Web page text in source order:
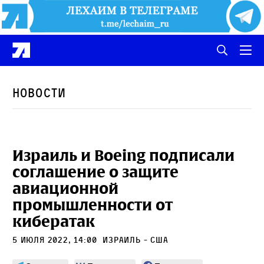
Новости
Израиль и Boeing подписали
соглашение о защите
авиационной
промышленности от
кибератак
5 июля 2022, 14:00 Израиль - США